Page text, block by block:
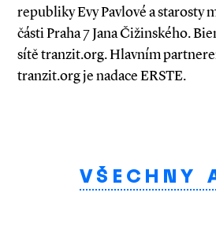
republiky Evy Pavlové a starosty
části Praha 7 Jana Čižinského.
sítě tranzit.org. Hlavním
tranzit.org je nadace ERSTE.
VŠECHNY